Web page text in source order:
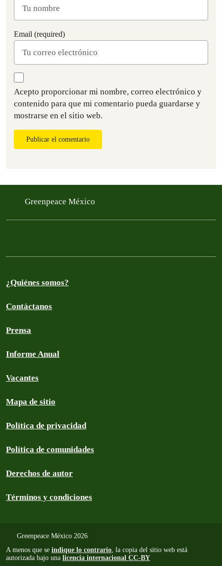
Email (required)
Acepto proporcionar mi nombre, correo electrónico y
contenido para que mi comentario pueda guardarse y
mostrarse en el sitio web.
Publicar el comentario
Greenpeace México
¿Quiénes somos?
Contáctanos
Prensa
Informe Anual
Vacantes
Mapa de sitio
Política de privacidad
Política de comunidades
Derechos de autor
Términos y condiciones
Greenpeace México 2026
A menos que se indique lo contrario , la copia del sitio web está
autorizada bajo una licencia internacional CC-BY